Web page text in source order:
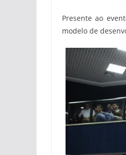
Presente ao
modelo de